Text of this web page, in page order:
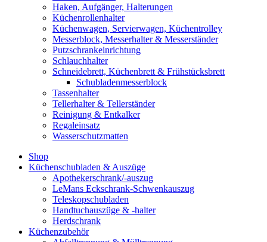
Haken, Aufgänger, Halterungen
Küchenrollenhalter
Küchenwagen, Servierwagen, Küchentrolley
Messerblock, Messerhalter & Messerständer
Putzschrankeinrichtung
Schlauchhalter
Schneidebrett, Küchenbrett & Frühstücksbrett
Schubladenmesserblock
Tassenhalter
Tellerhalter & Tellerständer
Reinigung & Entkalker
Regaleinsatz
Wasserschutzmatten
Shop
Küchenschubladen & Auszüge
Apothekerschrank/-auszug
LeMans Eckschrank-Schwenkauszug
Teleskopschubladen
Handtuchauszüge & -halter
Herdschrank
Küchenzubehör